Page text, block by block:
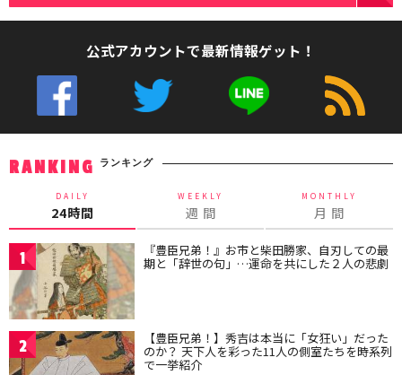
公式アカウントで最新情報ゲット！
RANKING ランキング
DAILY
24時間
WEEKLY
週 間
MONTHLY
月 間
1 『豊臣兄弟！』お市と柴田勝家、自刃しての最
期と「辞世の句」…運命を共にした２人の悲劇
2 【豊臣兄弟！】秀吉は本当に「女狂い」だった
のか？ 天下人を彩った11人の側室たちを時系列
で一挙紹介